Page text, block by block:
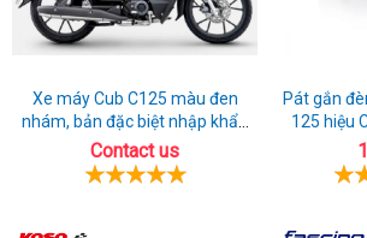
Xe máy Cub C125 màu đen
nhám, bản đặc biệt nhập khẩu
Thái lan
Contact us
Pát gắn
125 hiệu